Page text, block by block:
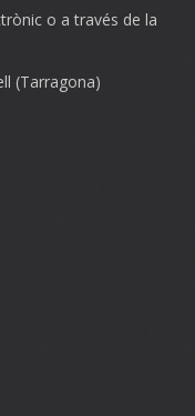
o a través de la
(Tarragona)